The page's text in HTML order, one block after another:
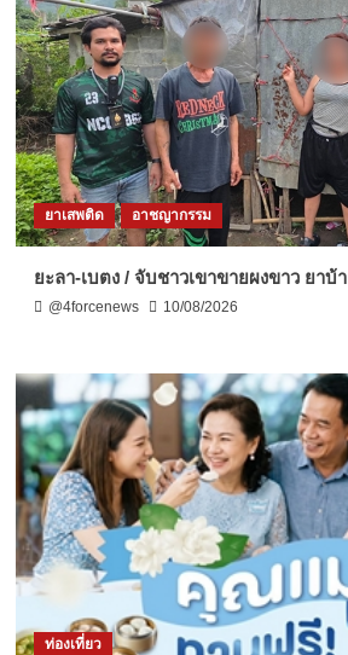
ยาเสพติด อาชญากรรม
ยะลา-เบตง / จับชาวเขาขายผงขาว ยาบ้า
@4forcenews 10/08/2026
ท่องเที่ยว